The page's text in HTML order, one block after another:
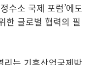
수소 국제 포럼’에도
한 글로벌 협력의 필